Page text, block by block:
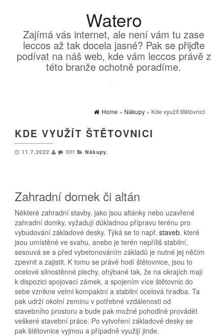
Watero
Zajímá vás internet, ale není vám tu zase
leccos až tak docela jasné? Pak se přijďte
podívat na náš web, kde vám leccos právě z
této branže ochotně poradíme.
Home » Nákupy » Kde využít štětovnici
KDE VYUŽÍT ŠTĚTOVNICI
11.7.2022 Off Nákupy,
Zahradní domek či altán
Některé zahradní stavby, jako jsou altánky nebo uzavřené
zahradní domky, vyžadují důkladnou přípravu terénu pro
vybudování základové desky. Týká se to např. staveb, které
jsou umístěné ve svahu, anebo je terén nepříliš stabilní,
sesouvá se a před vybetonováním základů je nutné jej něčím
zpevnit a zajistit. K tomu se právě hodí štětovnice, jsou to
ocelové silnostěnné plechy, ohýbané tak, že na okrajích mají
k dispozici spojovací zámek, a spojením více štětovnic do
sebe vznikne velmi kompaktní a stabilní ocelová hradba. Ta
pak udrží okolní zeminu v potřebné vzdálenosti od
stavebního prostoru a bude pak možné pohodlně provádět
veškeré stavební práce. Po vytvoření základové desky se
pak štětovnice vyjmou a případně využijí jinde.